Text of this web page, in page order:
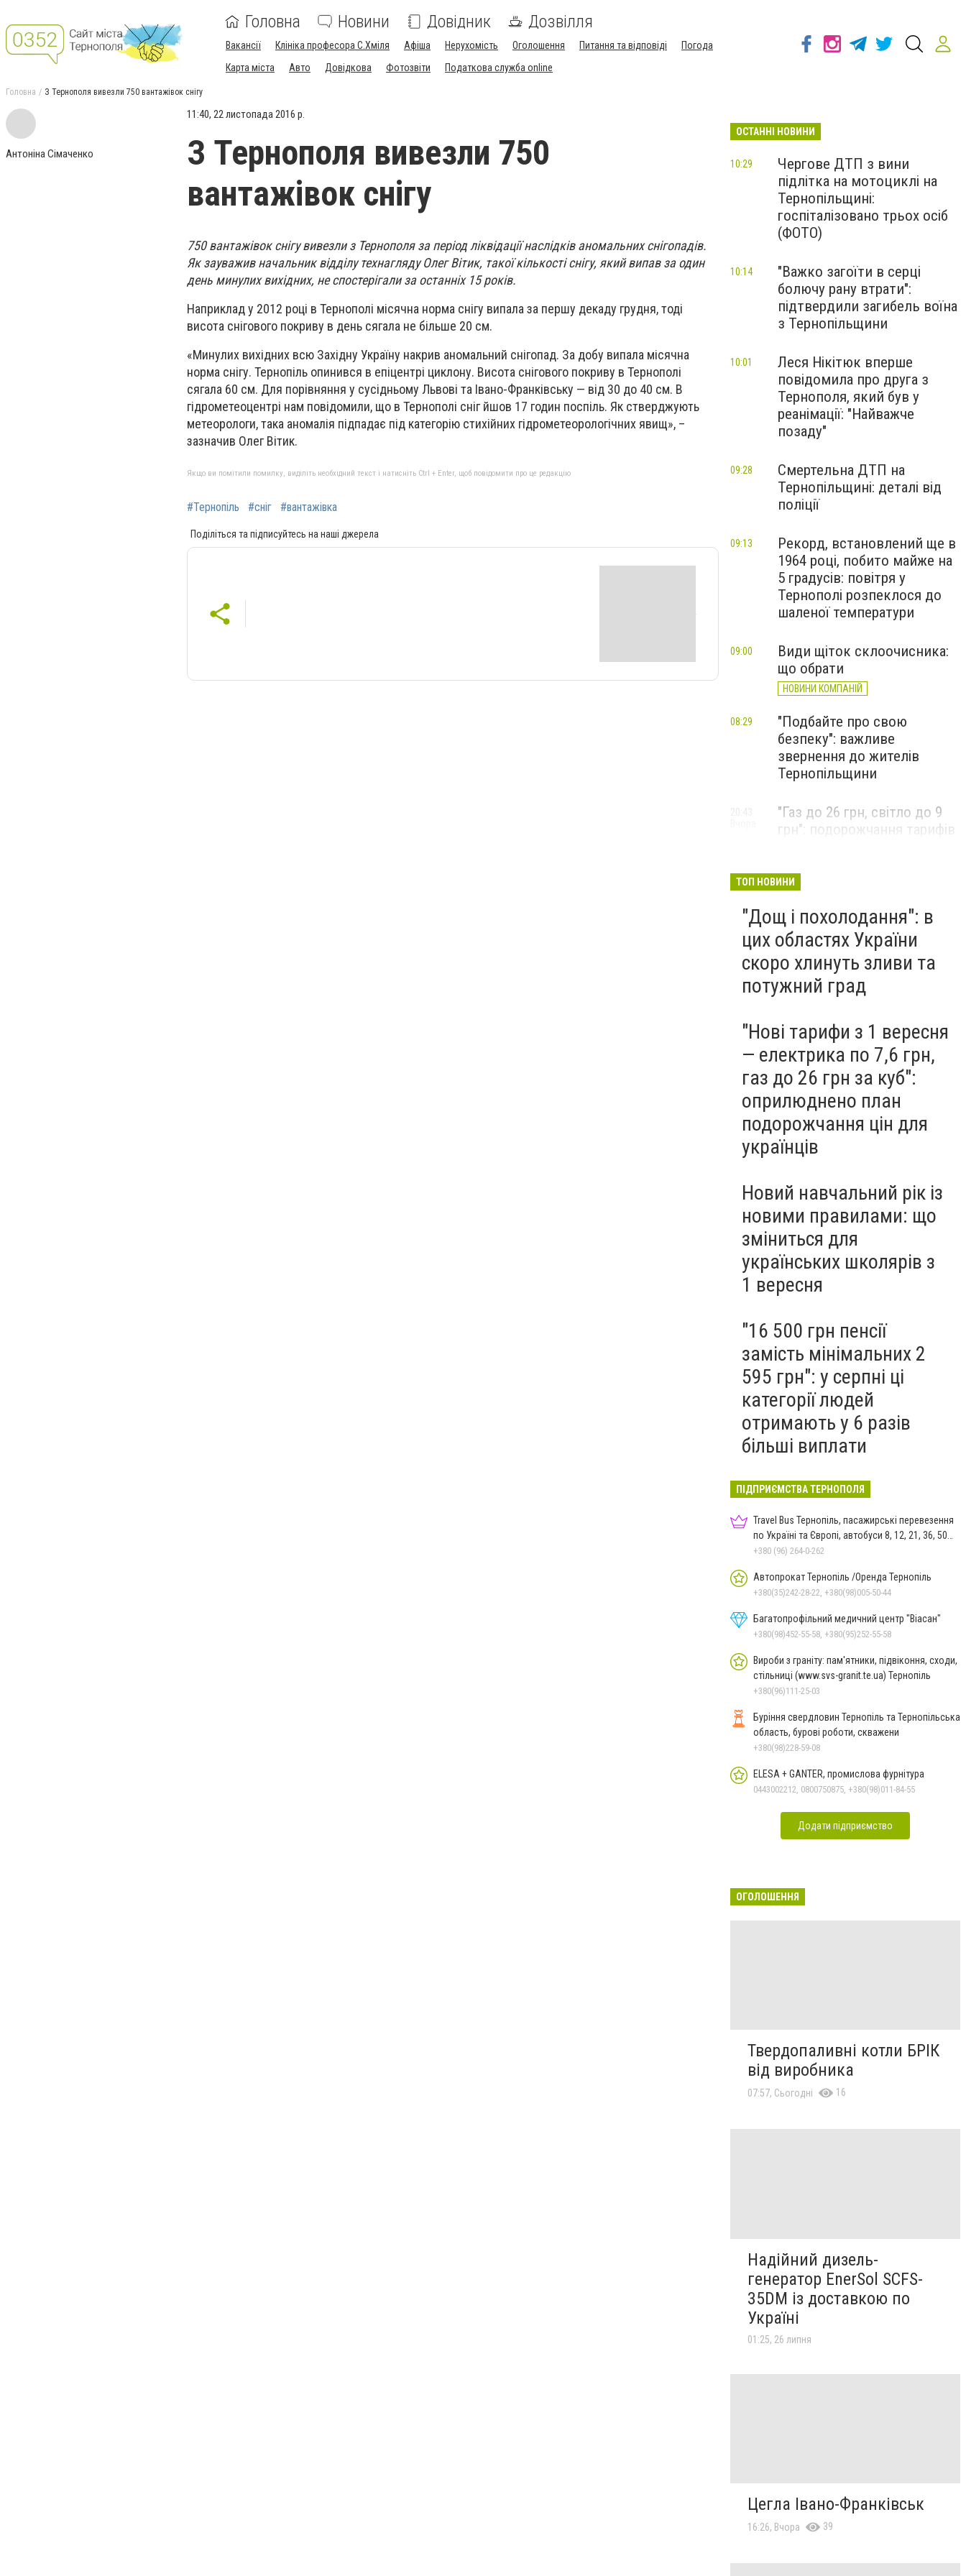
Головна Новини Довідник Дозвілля
Вакансії Клініка професора С.Хміля Афіша Нерухомість Оголошення Питання та відповіді
Погода
Карта міста
Авто Довідкова Фотозвіти Податкова служба online
Головна З Тернополя вивезли 750 вантажівок снігу
Антоніна Сімаченко
11:40, 22 листопада 2016 р.
З Тернополя вивезли 750
вантажівок снігу
750 вантажівок снігу вивезли з Тернополя за період ліквідації наслідків аномальних снігопадів.
Як зауважив начальник відділу технагляду Олег Вітик, такої кількості снігу, який випав за один
день минулих вихідних, не спостерігали за останніх 15 років.
Наприклад у 2012 році в Тернополі місячна норма снігу випала за першу декаду грудня, тоді
висота снігового покриву в день сягала не більше 20 см.
«Минулих вихідних всю Західну Україну накрив аномальний снігопад. За добу випала місячна
норма снігу. Тернопіль опинився в епіцентрі циклону. Висота снігового покриву в Тернополі
сягала 60 см. Для порівняння у сусідньому Львові та Івано-Франківську — від 30 до 40 см. В
гідрометеоцентрі нам повідомили, що в Тернополі сніг йшов 17 годин поспіль. Як стверджують
метеорологи, така аномалія підпадає під категорію стихійних гідрометеорологічних явищ», –
зазначив Олег Вітик.
Якщо ви помітили помилку, виділіть необхідний текст і натисніть Ctrl + Enter, щоб повідомити про це редакцію
#Тернопіль #сніг #вантажівка
Поділіться та підписуйтесь на наші джерела
ОСТАННІ НОВИНИ
Чергове ДТП з вини
підлітка на мотоциклі на
Тернопільщині:
госпіталізовано трьох осіб
(ФОТО)
10:29
"Важко загоїти в серці
болючу рану втрати":
підтвердили загибель воїна
з Тернопільщини
10:14
Леся Нікітюк вперше
повідомила про друга з
Тернополя, який був у
реанімації: "Найважче
позаду"
10:01
Смертельна ДТП на
Тернопільщині: деталі від
поліції
09:28
Рекорд, встановлений ще в
1964 році, побито майже на
5 градусів: повітря у
Тернополі розпеклося до
шаленої температури
09:13
Види щіток склоочисника:
що обрати
НОВИНИ КОМПАНІЙ
09:00
"Подбайте про свою
безпеку": важливе
звернення до жителів
Тернопільщини
08:29
"Газ до 26 грн, світло до 9
грн": подорожчання тарифів
з 1 вересня
ТОП НОВИНИ
"Дощ і похолодання": в
цих областях України
скоро хлинуть зливи та
потужний град
"Нові тарифи з 1 вересня
— електрика по 7,6 грн,
газ до 26 грн за куб":
оприлюднено план
подорожчання цін для
українців
Новий навчальний рік із
новими правилами: що
зміниться для
українських школярів з
1 вересня
"16 500 грн пенсії
замість мінімальних 2
595 грн": у серпні ці
категорії людей
отримають у 6 разів
більші виплати
ПІДПРИЄМСТВА ТЕРНОПОЛЯ
Travel Bus Тернопіль, пасажирські перевезення
по Україні та Європі, автобуси 8, 12, 21, 36, 50
місць
+380 (96) 264-0-262
Автопрокат Тернопіль /Оренда Тернопіль
+380(35)242-28-22, +380(98)005-50-44
Багатопрофільний медичний центр "Віасан"
+380(98)452-55-58, +380(95)252-55-58
Вироби з граніту: пам'ятники, підвіконня, сходи,
стільниці (www.svs-granit.te.ua) Тернопіль
+380(96)111-25-03
Буріння свердловин Тернопіль та Тернопільська
область, бурові роботи, скважени
+380(98)228-59-08
ELESA + GANTER, промислова фурнітура
0443002212, 0800750875, +380(98)011-84-55
Додати підприємство
ОГОЛОШЕННЯ
Твердопаливні котли БРІК
від виробника
07:57, Сьогодні 16
Надійний дизель-
генератор EnerSol SCFS-
35DM із доставкою по
Україні
01:25, 26 липня
Цегла Івано-Франківськ
16:26, Вчора 39